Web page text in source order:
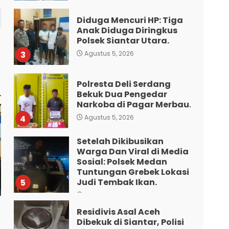
3
Diduga Mencuri HP: Tiga
Anak Diduga Diringkus
Polsek Siantar Utara.
Agustus 5, 2026
4
Polresta Deli Serdang
Bekuk Dua Pengedar
Narkoba di Pagar Merbau.
Agustus 5, 2026
5
Setelah Dikibusikan
Warga Dan Viral di Media
Sosial: Polsek Medan
Tuntungan Grebek Lokasi
Judi Tembak Ikan.
Residivis Asal Aceh
Dibekuk di Siantar, Polisi